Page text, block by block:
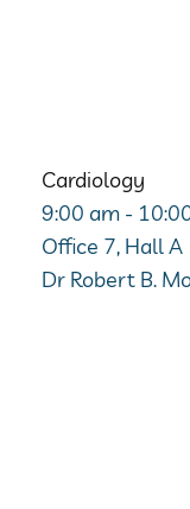
Cardiology
9:00 am -
Office 7, Hall A
Dr Robert B.